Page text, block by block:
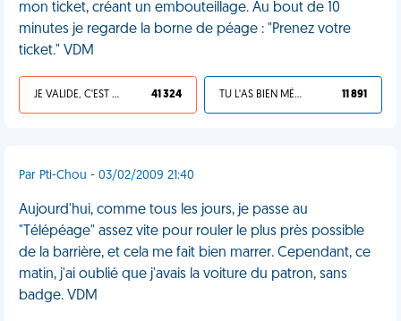
mon ticket, créant un embouteillage. Au bout de 10
minutes je regarde la borne de péage : "Prenez votre
ticket." VDM
JE VALIDE, C'EST UNE VDM 41 324 TU L'AS BIEN MÉRITÉ 11 891
Par Pti-Chou - 03/02/2009 21:40
Aujourd'hui, comme tous les jours, je passe au
"Télépéage" assez vite pour rouler le plus près possible
de la barrière, et cela me fait bien marrer. Cependant, ce
matin, j'ai oublié que j'avais la voiture du patron, sans
badge. VDM